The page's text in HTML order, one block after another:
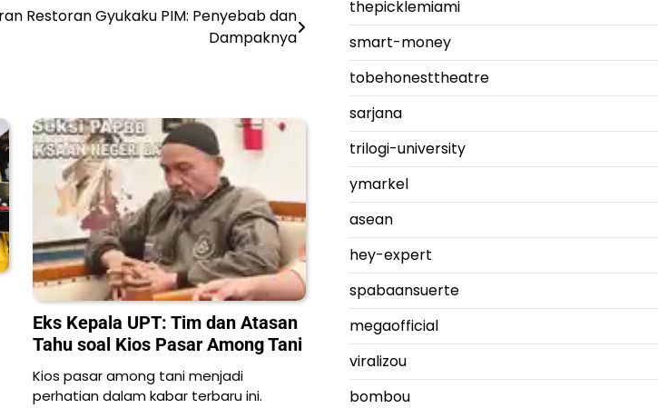
Restoran Gyukaku PIM: Penyebab dan
Dampaknya
Eks Kepala UPT: Tim dan Atasan
Tahu soal Kios Pasar Among Tani
Kios pasar among tani menjadi
perhatian dalam kabar terbaru ini.
thepicklemiami
smart-money
tobehonesttheatre
sarjana
trilogi-university
ymarkel
asean
hey-expert
spabaansuerte
megaofficial
viralizou
bombou